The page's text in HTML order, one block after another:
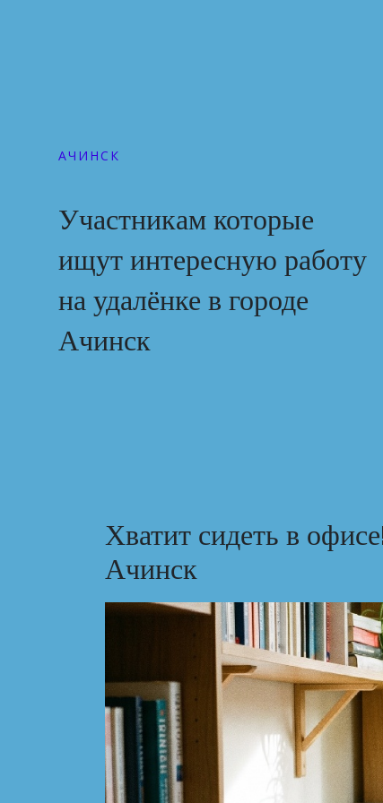
АЧИНСК
Участникам которые
ищут интересную работу
на удалёнке в городе
Ачинск
Хватит сидеть в
Ачинск